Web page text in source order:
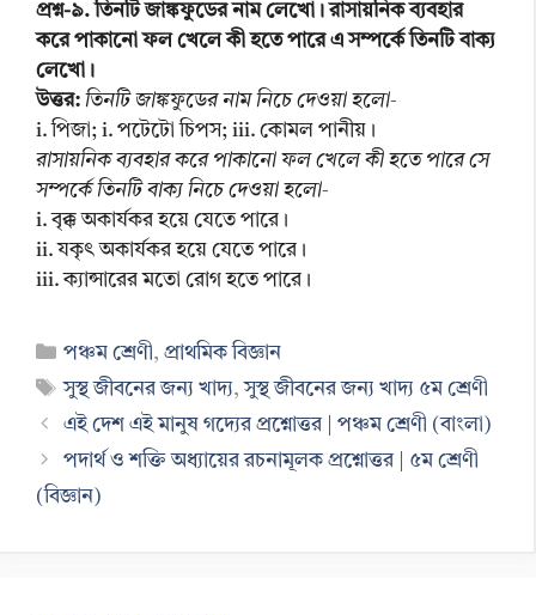
প্রশ্ন-৯. তিনটি জাঙ্কফুডের নাম লেখো। রাসায়নিক ব্যবহার
করে পাকানো ফল খেলে কী হতে পারে এ সম্পর্কে তিনটি বাক্য
লেখো।
উত্তর: তিনটি জাঙ্কফুডের নাম নিচে দেওয়া হলো-
i. পিজা; i. পটেটো চিপস; iii. কোমল পানীয়।
রাসায়নিক ব্যবহার করে পাকানো ফল খেলে কী হতে পারে সে
সম্পর্কে তিনটি বাক্য নিচে দেওয়া হলো-
i. বৃক্ক অকার্যকর হয়ে যেতে পারে।
ii. যকৃৎ অকার্যকর হয়ে যেতে পারে।
iii. ক্যান্সারের মতো রোগ হতে পারে।
Categories
পঞ্চম শ্রেণী,প্রাথমিক বিজ্ঞান
Tags
সুস্থ জীবনের জন্য খাদ্য,সুস্থ জীবনের জন্য খাদ্য ৫ম শ্রেণী
এই দেশ এই মানুষ গদ্যের প্রশ্নোত্তর | পঞ্চম শ্রেণী (বাংলা)
পদার্থ ও শক্তি অধ্যায়ের রচনামূলক প্রশ্নোত্তর | ৫ম শ্রেণী
(বিজ্ঞান)